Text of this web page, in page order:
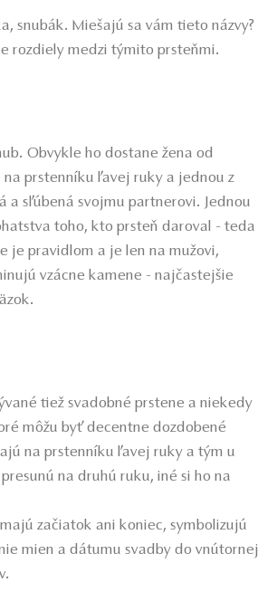
snubák. Miešajú sa vám tieto názvy?
rozdiely medzi týmito prsteňmi.
Obvykle ho dostane žena od
prstenníku ľavej ruky a jednou z
sľúbená svojmu partnerovi. Jednou
toho, kto prsteň daroval - teda
je pravidlom a je len na mužovi,
vzácne kamene - najčastejšie
tiež svadobné prstene a niekedy
môžu byť decentne dozdobené
na prstenníku ľavej ruky a tým u
na druhú ruku, iné si ho na
začiatok ani koniec, symbolizujú
mien a dátumu svadby do vnútornej